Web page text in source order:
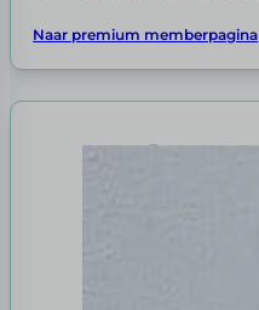
Naar premium memberpagina